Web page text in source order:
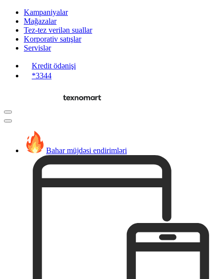
Kampaniyalar
Mağazalar
Tez-tez verilən suallar
Korporativ satışlar
Servislər
Kredit ödənişi
*3344
Bahar müjdəsi endirimləri